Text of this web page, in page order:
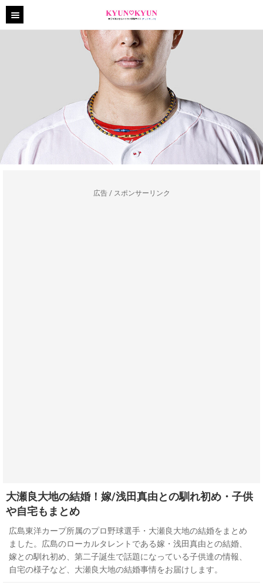
広告 / スポンサーリンク
大瀬良大地の結婚！嫁/浅田真由との馴れ初め・子供
や自宅もまとめ
広島東洋カープ所属のプロ野球選手・大瀬良大地の結婚をまとめ
ました。広島のローカルタレントである嫁・浅田真由との結婚、
嫁との馴れ初め、第二子誕生で話題になっている子供達の情報、
自宅の様子など、大瀬良大地の結婚事情をお届けします。